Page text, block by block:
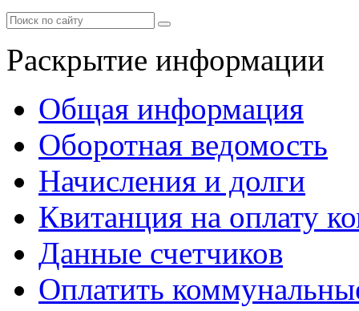
Раскрытие информации
Общая информация
Оборотная ведомость
Начисления и долги
Квитанция на оплату
Данные счетчиков
Оплатить